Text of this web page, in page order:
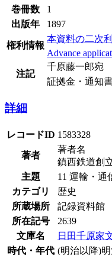
巻冊数
1
出版年
1897
権利情報
本資料の二次
Advance
注記
千原藤一郎宛
証拠金・通知
詳細
レコードID 1583328
著者
著者名
鎮西鉄道創
主題
11 運輸・通
カテゴリ
歴史
所蔵場所
記録資料館
所在記号
2639
文庫名
日田千原家
時代・年代 (明治以降)